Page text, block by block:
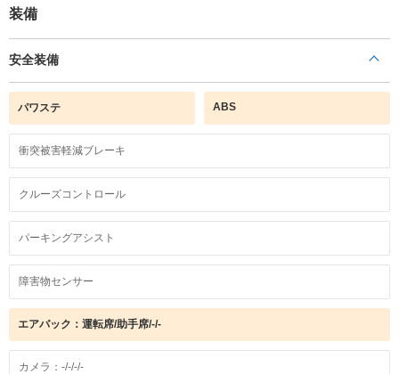
装備
安全装備
パワステ ABS
衝突被害軽減ブレーキ
クルーズコントロール
パーキングアシスト
障害物センサー
エアバック：運転席/助手席/-/-
カメラ：-/-/-/-